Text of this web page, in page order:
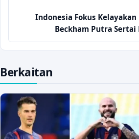
Indonesia Fokus Kelayakan
Beckham Putra Sertai
Berkaitan